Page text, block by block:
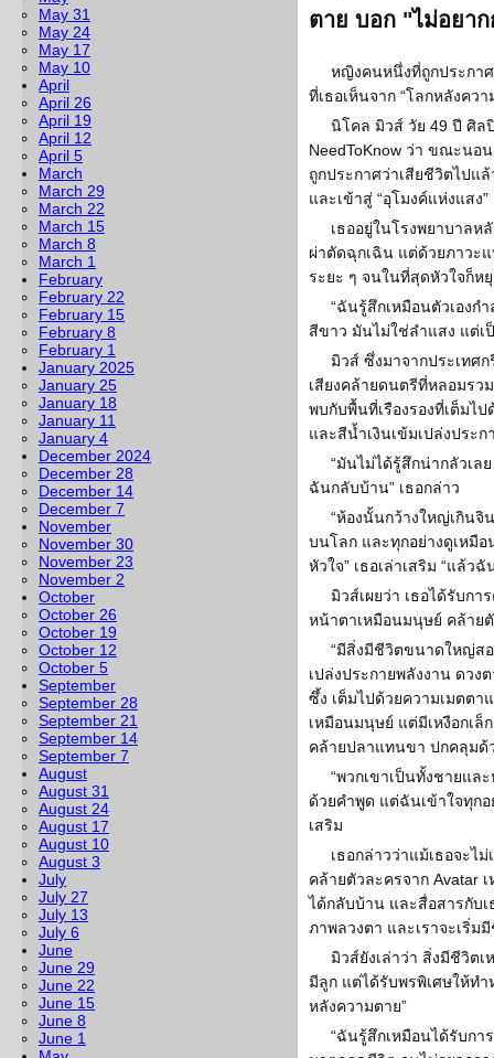
May 31
May 24
May 17
May 10
April
April 26
April 19
April 12
April 5
March
March 29
March 22
March 15
March 8
March 1
February
February 22
February 15
February 8
February 1
January 2025
January 25
January 18
January 11
January 4
December 2024
December 28
December 14
December 7
November
November 30
November 23
November 2
October
October 26
October 19
October 12
October 5
September
September 28
September 21
September 14
September 7
August
August 31
August 24
August 17
August 10
August 3
July
July 27
July 13
July 6
June
June 29
June 22
June 15
June 8
June 1
ตาย บอก "ไม่อยา
หญิงคนหนึ่งที่ถูกประกาศ
ที่เธอเห็นจาก “โลกหลังคว
นิโคล มิวส์ วัย 49 ปี ศิล
NeedToKnow ว่า ขณะนอ
ถูกประกาศว่าเสียชีวิตไปแ
และเข้าสู่ “อุโมงค์แห่งแสง
เธออยู่ในโรงพยาบาลห
ผ่าตัดฉุกเฉิน แต่ด้วยภาวะ
ระยะ ๆ จนในที่สุดหัวใจก็ห
“ฉันรู้สึกเหมือนตัวเองก
สีขาว มันไม่ใช่ลำแสง แต่เ
มิวส์ ซึ่งมาจากประเทศ
เสียงคล้ายดนตรีที่หลอมรว
พบกับพื้นที่เรืองรองที่เต็มไ
และสีน้ำเงินเข้มเปล่งประก
“มันไม่ได้รู้สึกน่ากลัวเล
ฉันกลับบ้าน” เธอกล่าว
“ห้องนั้นกว้างใหญ่เกินจิ
บนโลก และทุกอย่างดูเหมือ
หัวใจ” เธอเล่าเสริม “แล้วฉั
มิวส์เผยว่า เธอได้รับก
หน้าตาเหมือนมนุษย์ คล้าย
“มีสิ่งมีชีวิตขนาดใหญ่ส
เปล่งประกายพลังงาน ดว
ซึ้ง เต็มไปด้วยความเมตตา
เหมือนมนุษย์ แต่มีเหงือกเ
คล้ายปลาแทนขา ปกคลุมด้
“พวกเขาเป็นทั้งชายแล
ด้วยคำพูด แต่ฉันเข้าใจทุกอ
เสริม
เธอกล่าวว่าแม้เธอจะไ
คล้ายตัวละครจาก Avatar
ได้กลับบ้าน และสื่อสารกับ
ภาพลวงตา และเราจะเริ่ม
มิวส์ยังเล่าว่า สิ่งมีชีวิตเ
มีลูก แต่ได้รับพรพิเศษให้ทำ
หลังความตาย”
“ฉันรู้สึกเหมือนได้รับกา